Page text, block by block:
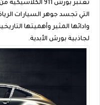
التي تجسد جوهر السيارات
وادائها المثير وأهميتها
لجاذبية بورش الأبدية.